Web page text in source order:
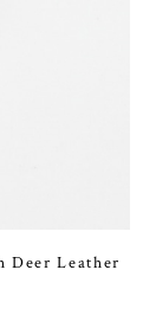
Deer Leather